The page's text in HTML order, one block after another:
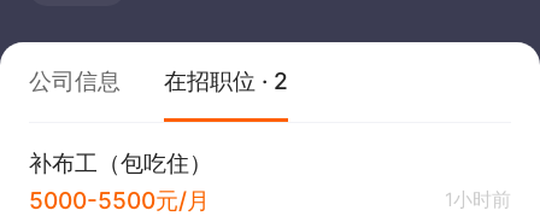
公司信息 在招职位 · 2
补布工（包吃住）
5000-5500元/月
1小时前